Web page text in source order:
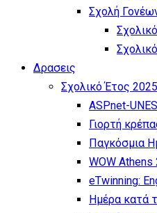
Σχολή
Δρασεις
Σχολικό Έτος
ASPnet-
Γιορτή
Παγκόσμια
WOW Athens
eTwinning:
Ημέρα κατά